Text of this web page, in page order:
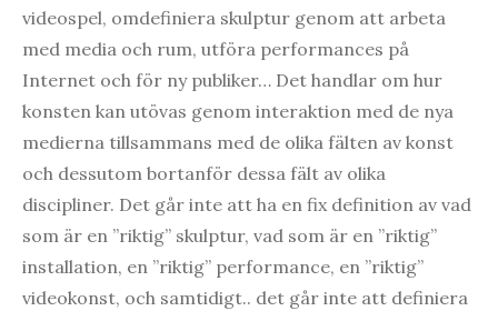
videospel, omdefiniera skulptur genom att arbeta
med media och rum, utföra performances på
Internet och för ny publiker… Det handlar om hur
konsten kan utövas genom interaktion med de nya
medierna tillsammans med de olika fälten av konst
och dessutom bortanför dessa fält av olika
discipliner. Det går inte att ha en fix definition av vad
som är en ”riktig” skulptur, vad som är en ”riktig”
installation, en ”riktig” performance, en ”riktig”
videokonst, och samtidigt.. det går inte att definiera